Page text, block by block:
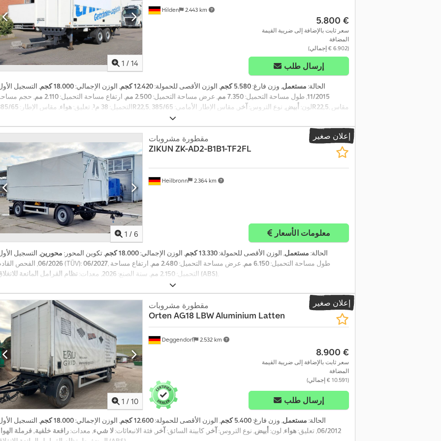
1 / 14
Hilden 2.443 km
‏5.800 €
سعر ثابت بالإضافة إلى ضريبة القيمة
المضافة
(‏6.902 € إجمالي)
إرسال طلب
الحالة: مستعمل, وزن فارغ:5.580 كجم , الوزن الأقصى للحمولة:12.420 كجم , الوزن الإجمالي:18.000 كجم
, التسجيل
11/2015, طول مساحة التحميل:7.350 مم , عرض مساحة التحميل:2.500 مم , ارتفاع مساحة التحميل:2.110 مم
, حجم
التحميل: 38 م³ , تعليق: هواء, مقاس الإطار: 385/65R22,5 , لون: أبيض, نوع التروس: آخر , مقاس الإطار الأمامي: 385/65R22,5, مقاس
نظام الفرامل المانعة للانغلاق
,
إعلان صغير
1 / 6
Heilbronn 2.364 km
مقطورة مشروبات
ZIKUN ZK-AD2-B1B1-TF2FL
معلومات الأسعار
الحالة: مستعمل, الوزن الأقصى للحمولة:13.330 كجم , الوزن الإجمالي:18.000 كجم , تكوين المحور: محورين, التسجيل
06/2026, الفحص القادم (TÜV):06/2027 , طول مساحة التحميل:6.150 مم , عرض مساحة التحميل:2.480 مم
, ارتفاع مساحة
التحميل: 2.150 مم , سنة الصنع: 2026, معدات: نظام الفرامل المانعة للانغلاق (ABS),
إعلان صغير
1 / 10
Deggendorf 2.532 km
مقطورة مشروبات
Orten AG18 LBW Aluminium Latten
‏8.900 €
سعر ثابت بالإضافة إلى ضريبة القيمة
المضافة
(‏10.591 € إجمالي)
إرسال طلب
الحالة: مستعمل, وزن فارغ:5.400 كجم , الوزن الأقصى للحمولة:12.600 كجم , الوزن الإجمالي:18.000 كجم
, التسجيل
06/2012, تعليق:هواء, لون: أبيض, نوع التروس:آخر , كابينة السائق:آخر , فئة الانبعاثات: لا شيء, معدات:رافعة خلفية, فرملة